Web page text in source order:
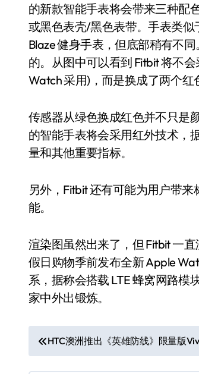
的新款智能手表将会带来三种配
或黑色表壳/黑色表带。手表类似
Blaze 健身手表，但底部稍有不
的。从图中可以看到 Fitbit 将不
Watch 采用)，而是换成了两个红
传感器从绿色换成红色并不只是
的智能手表将会采用红外技术，
量和其他重要指标。
另外，Fitbit 还有可能为用户带
能。
渲染图虽然出来了，但 Fitbit 一
假日购物季前发布全新 Apple
系，据称会搭载 LTE 蜂窝网路模
家中外出锻炼。
文
章
HTC澳洲推出《英雄防线》限量版